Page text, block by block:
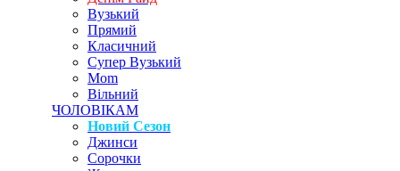
Вузький
Прямий
Класичний
Супер Вузький
Mom
Вільний
ЧОЛОВІКАМ
Новий Сезон
Джинси
Сорочки